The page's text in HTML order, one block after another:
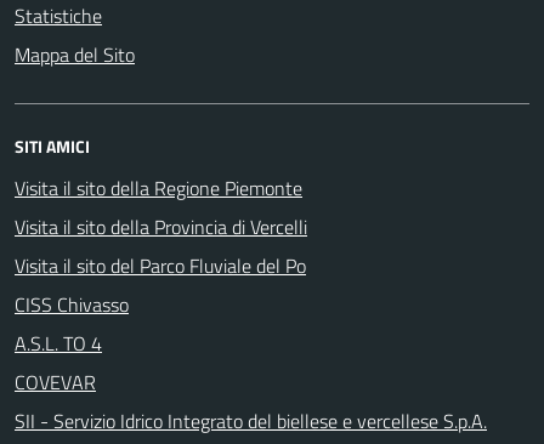
Statistiche
Mappa del Sito
SITI AMICI
Visita il sito della Regione Piemonte
Visita il sito della Provincia di Vercelli
Visita il sito del Parco Fluviale del Po
CISS Chivasso
A.S.L. TO 4
COVEVAR
SII - Servizio Idrico Integrato del biellese e vercellese S.p.A.